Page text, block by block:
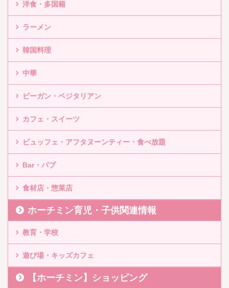
洋食・多国籍
ラーメン
韓国料理
中華
ビーガン・ベジタリアン
カフェ・スイーツ
ビュッフェ・アフタヌーンティー・食べ放題
Bar・パブ
食材店・惣菜店
ホーチミン育児・子供関連情報
教育・学校
遊び場・キッズカフェ
【ホーチミン】ショッピング